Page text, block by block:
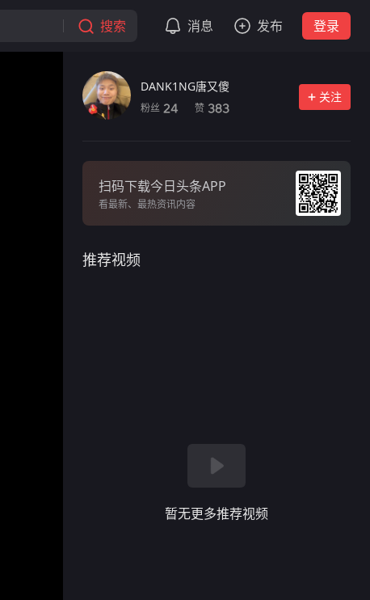
搜索 消息 发布 登录
DANK1NG唐又傻
粉丝 24 赞 383
关注
扫码下载今日头条APP
看最新、最热资讯内容
推荐视频
暂无更多推荐视频